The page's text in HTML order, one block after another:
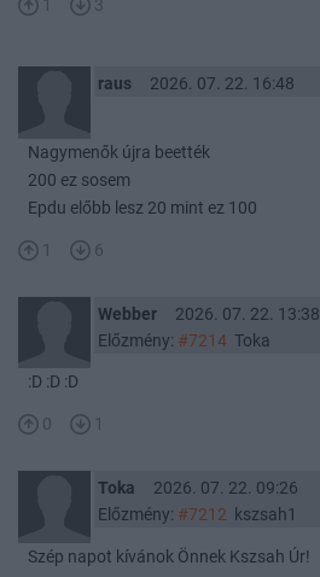
1 3
raus 2026. 07. 22. 16:48
Nagymenők újra beették
200 ez sosem
Epdu előbb lesz 20 mint ez 100
1 6
Webber
2026. 07. 22. 13:38
Előzmény: #7214Toka
:D :D :D
0 1
Toka
2026. 07. 22. 09:26
Előzmény: #7212 kszsah1
Szép napot kívánok Önnek Kszsah Úr!